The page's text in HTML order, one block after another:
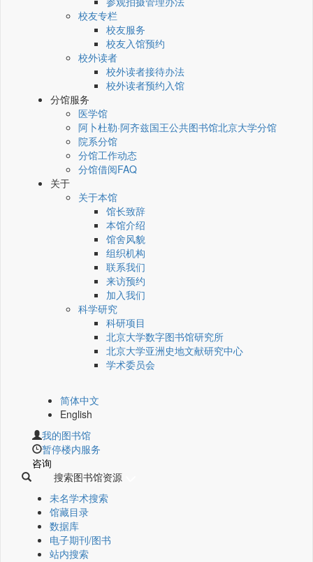
校友专栏
校友服务
校友入馆预约
校外读者
校外读者接待办法
校外读者预约入馆
分馆服务
医学馆
阿卜杜勒·阿齐兹国王公共图书馆北京大学分馆
院系分馆
分馆工作动态
分馆借阅FAQ
关于
关于本馆
馆长致辞
本馆介绍
馆舍风貌
组织机构
联系我们
来访预约
加入我们
科学研究
科研项目
北京大学数字图书馆研究所
北京大学亚洲史地文献研究中心
学术委员会
简体中文
English
我的图书馆
暂停楼内服务
咨询
搜索图书馆资源
未名学术搜索
馆藏目录
数据库
电子期刊/图书
站内搜索